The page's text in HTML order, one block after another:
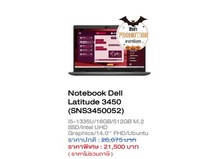
Notebook Dell
Latitude 3450
(SNS3450052)
i5-1335U/16GB/512GB M.2
SSD/Intel UHD
Graphics/14.0'' FHD/Ubuntu
Linux/Black *ราคา Promotion
1 เครื่องสุดท้ายเท่านั้น*
ราคาปกติ : 26,075 บาท
ราคาพิเศษ : 21,500 บาท
( ราคาไม่รวมภาษี )